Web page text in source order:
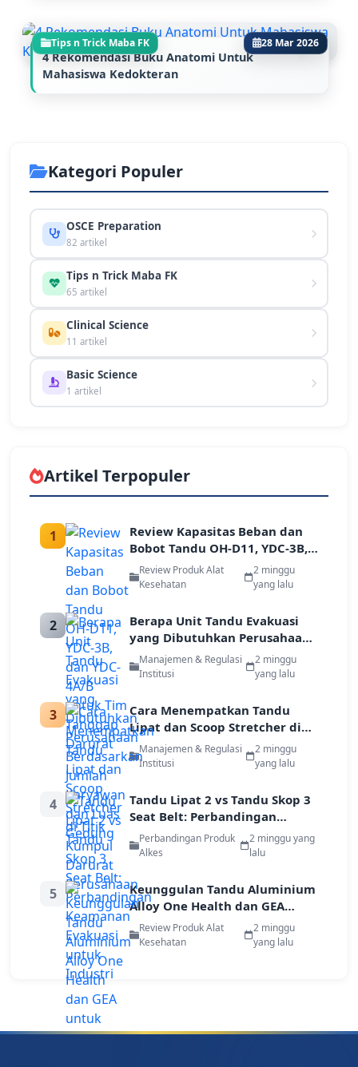
Tips n Trick Maba FK 28 Mar 2026
4 Rekomendasi Buku Anatomi Untuk
Mahasiswa Kedokteran
Kategori Populer
OSCE Preparation
82 artikel
Tips n Trick Maba FK
65 artikel
Clinical Science
11 artikel
Basic Science
1 artikel
Artikel Terpopuler
1
Review Kapasitas Beban dan
Bobot Tandu OH-D11, YDC-3B,
dan YDC-4A/B untuk Tim
Tanggap Darurat
Review Produk Alat
Kesehatan
2 minggu
yang lalu
2
Berapa Unit Tandu Evakuasi
yang Dibutuhkan Perusahaan
Berdasarkan Jumlah Karyawan
dan Luas Gedung
Manajemen & Regulasi
Institusi
2 minggu
yang lalu
3
Cara Menempatkan Tandu
Lipat dan Scoop Stretcher di
Titik Kumpul Darurat
Perusahaan
Manajemen & Regulasi
Institusi
2 minggu
yang lalu
4
Tandu Lipat 2 vs Tandu Skop 3
Seat Belt: Perbandingan
Keamanan Evakuasi untuk
Industri
Perbandingan Produk
Alkes
2 minggu yang
lalu
5
Keunggulan Tandu Aluminium
Alloy One Health dan GEA
untuk Evakuasi Pekerja di Area
Terbatas
Review Produk Alat
Kesehatan
2 minggu
yang lalu